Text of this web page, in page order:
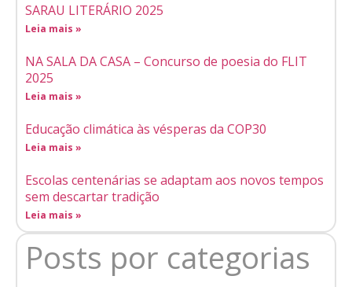
SARAU LITERÁRIO 2025
Leia mais »
NA SALA DA CASA – Concurso de poesia do FLIT
2025
Leia mais »
Educação climática às vésperas da COP30
Leia mais »
Escolas centenárias se adaptam aos novos tempos
sem descartar tradição
Leia mais »
Posts por categorias